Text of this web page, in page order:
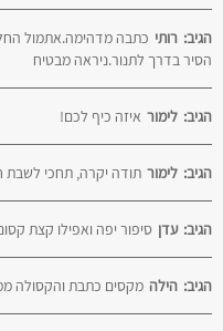
רותי הגיב:
כתבה מדהימה.אתמול החלו
הסיר בדרך לתנור.ניראה מבטיח
לימור הגיב: איזה כיף לכם!
לימור הגיב: תודה יקרה, תחכי לשבת
עדן הגיב: סיפור יפה ואפילו קצת
הילה הגיב: מקסים כתבת והקסולה